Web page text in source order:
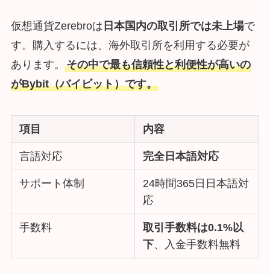
仮想通貨Zerebroは日本国内の取引所では未上場 で
す。購入するには、海外取引所を利用する必要が
あります。 その中で最も信頼性と利便性が高いの
がBybit（バイビット）です。
項目 内容
言語対応 完全日本語対応
サポート体制
24時間365日日本語対
応
手数料
取引手数料は0.1%以
下 、入金手数料無料